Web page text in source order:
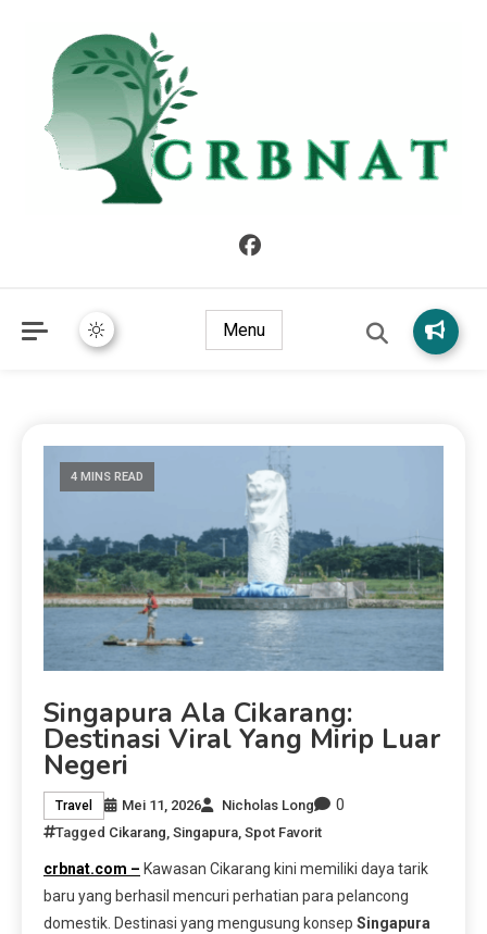
Menu
4 MINS READ
Singapura Ala Cikarang:
Destinasi Viral Yang Mirip Luar
Negeri
Travel Mei 11, 2026 Nicholas Long 0
Tagged Cikarang, Singapura, Spot Favorit
crbnat.com – Kawasan Cikarang kini memiliki daya tarik
baru yang berhasil mencuri perhatian para pelancong
domestik. Destinasi yang mengusung konsep Singapura